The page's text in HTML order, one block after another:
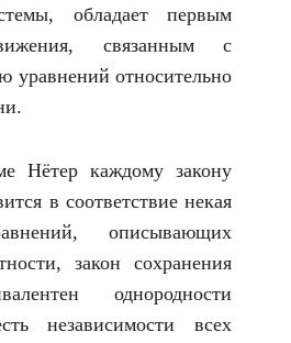
обладает первым
связанным с
уравнений относительно
Нётер каждому закону
в соответствие некая
описывающих
закон сохранения
однородности
независимости всех